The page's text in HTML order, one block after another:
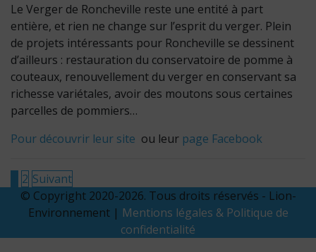
Le Verger de Roncheville reste une entité à part
entière, et rien ne change sur l’esprit du verger. Plein
de projets intéressants pour Roncheville se dessinent
d’ailleurs : restauration du conservatoire de pomme à
couteaux, renouvellement du verger en conservant sa
richesse variétales, avoir des moutons sous certaines
parcelles de pommiers…
Pour découvrir leur site ou leur page Facebook
Pagination
des
publications
2 Suivant
© Copyright 2020-2026. Tous droits réservés - Lion-
Environnement | Mentions légales & Politique de
confidentialité